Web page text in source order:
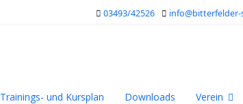
03493/42526 info@bitterfelder-
Trainings- und Kursplan Downloads Verein